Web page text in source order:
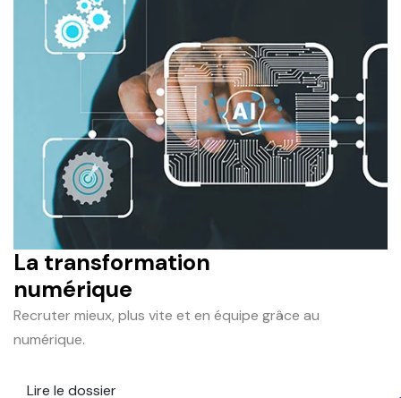
La transformation
numérique
Recruter mieux, plus vite et en équipe grâce au
numérique.
Lire le dossier